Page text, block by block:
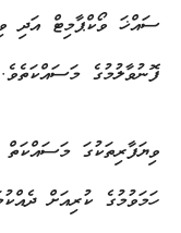
ސައްޚަ ވޯކްޕާމިޓް އަދި
ފޮނުވާލުމުގެ މަސައްކަތެވެ.
ވިޔަފާރިތަކުގަ
ހަމަވުމުގެ ކުރިއަށް